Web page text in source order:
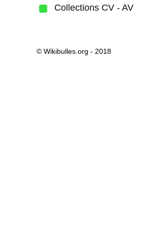
Collections CV - AV
© Wikibulles.org - 2018